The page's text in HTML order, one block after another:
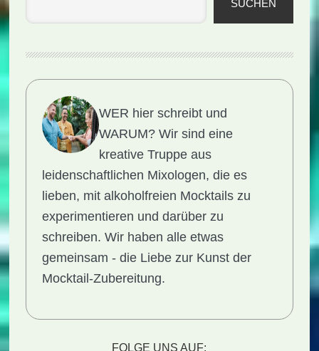
SUCHEN
WER hier schreibt und
WARUM? Wir sind eine
kreative Truppe aus
leidenschaftlichen Mixologen, die es
lieben, mit alkoholfreien Mocktails zu
experimentieren und darüber zu
schreiben. Wir haben alle etwas
gemeinsam - die Liebe zur Kunst der
Mocktail-Zubereitung.
FOLGE UNS AUF: